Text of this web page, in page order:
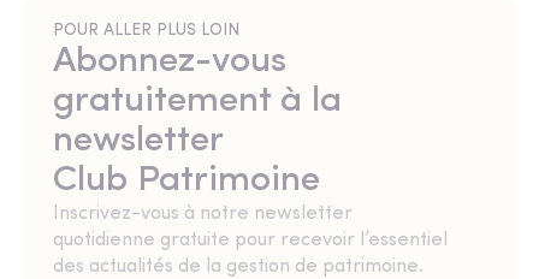
POUR ALLER PLUS LOIN
Abonnez-vous
gratuitement à la
newsletter
Club Patrimoine
Inscrivez-vous à notre newsletter
quotidienne gratuite pour recevoir l’essentiel
des actualités de la gestion de patrimoine.